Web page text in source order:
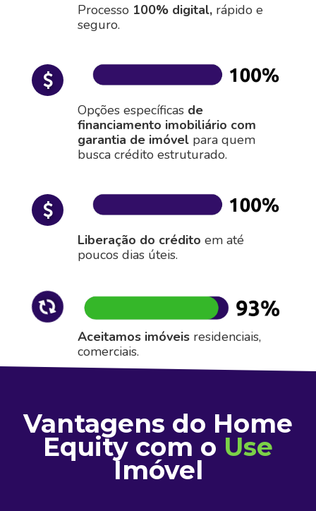
Processo 100% digital, rápido e
seguro.
Opções específicas de
financiamento imobiliário com
garantia de imóvel para quem
busca crédito estruturado.
Liberação do crédito em até
poucos dias úteis.
Aceitamos imóveis residenciais,
comerciais.
Vantagens do Home
Equity com o Use
Imóvel